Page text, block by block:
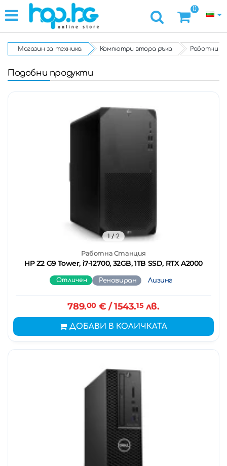
0
Магазин за техника Компютри втора ръка Работни
Подобни продукти
Работна Станция
HP Z2 G9 Tower, i7-12700, 32GB, 1TB SSD, RTX A2000
1 / 2
Отличен Реновиран Лизинг
789.00€ / 1543.15лв.
ДОБАВИ В КОЛИЧКАТА